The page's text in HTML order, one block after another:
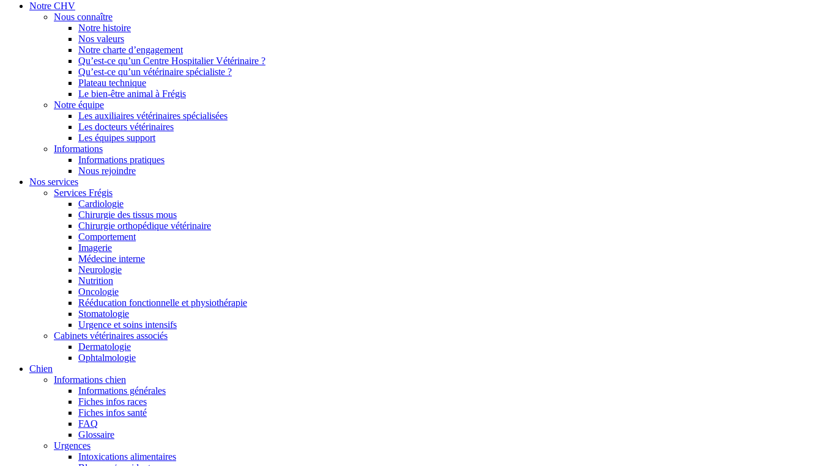
Notre CHV
Nous connaître
Notre histoire
Nos valeurs
Notre charte d’engagement
Qu’est-ce qu’un Centre Hospitalier Vétérinaire ?
Qu’est-ce qu’un vétérinaire spécialiste ?
Plateau technique
Le bien-être animal à Frégis
Notre équipe
Les auxiliaires vétérinaires spécialisées
Les docteurs vétérinaires
Les équipes support
Informations
Informations pratiques
Nous rejoindre
Nos services
Services Frégis
Cardiologie
Chirurgie des tissus mous
Chirurgie orthopédique vétérinaire
Comportement
Imagerie
Médecine interne
Neurologie
Nutrition
Oncologie
Rééducation fonctionnelle et physiothérapie
Stomatologie
Urgence et soins intensifs
Cabinets vétérinaires associés
Dermatologie
Ophtalmologie
Chien
Informations chien
Informations générales
Fiches infos races
Fiches infos santé
FAQ
Glossaire
Urgences
Intoxications alimentaires